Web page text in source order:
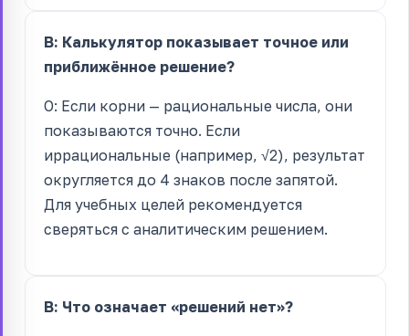
В: Калькулятор показывает точное или
приближённое решение?
О: Если корни — рациональные числа, они
показываются точно. Если
иррациональные (например, √2), результат
округляется до 4 знаков после запятой.
Для учебных целей рекомендуется
сверяться с аналитическим решением.
В: Что означает «решений нет»?